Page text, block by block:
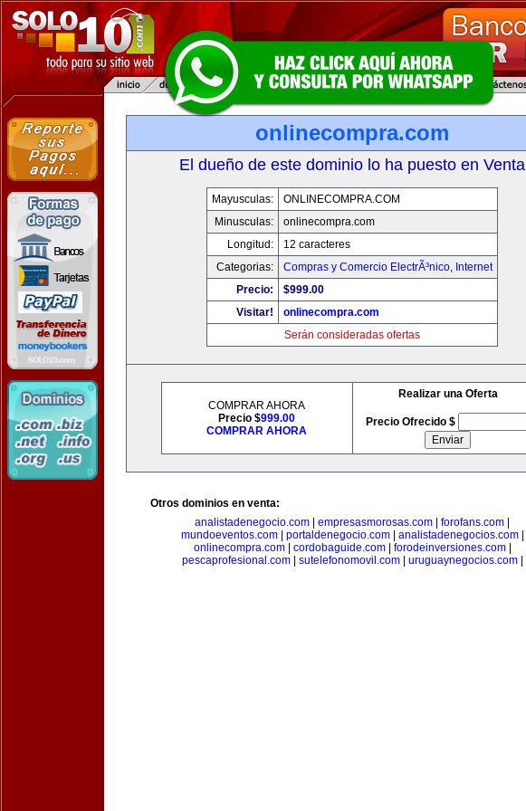
onlinecompra.com
El dueño de este dominio lo ha puesto en Venta
Mayusculas:
ONLINECOMPRA.COM
Minusculas:
onlinecompra.com
Longitud:
12 caracteres
Categorias:
Compras y Comercio ElectrÃ³nico, Internet
Precio:
$999.00
Visitar!
onlinecompra.com
Serán consideradas ofertas
COMPRAR AHORA
Precio $999.00
COMPRAR AHORA
Realizar una Oferta
Precio Ofrecido $
Otros dominios en venta:
analistadenegocio.com
empresasmorosas.com forofans.com
mundoeventos.com| portaldenegocio.com| analistadenegocios.com|
onlinecompra.com| cordobaguide.com| forodeinversiones.com|
pescaprofesional.com| sutelefonomovil.com| uruguaynegocios.com|